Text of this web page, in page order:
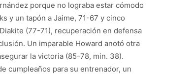
porque no lograba estar cómodo
y un tapón a Jaime, 71-67 y cinco
(77-71), recuperación en defensa
Un imparable Howard anotó otra
la victoria (85-78, min. 38).
cumpleaños para su entrenador, un